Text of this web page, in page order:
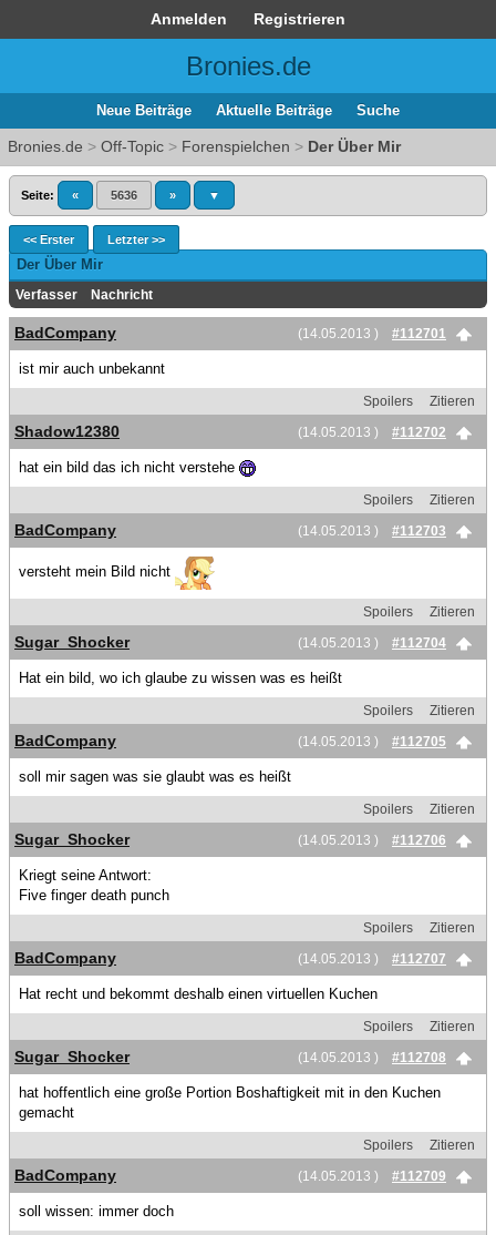
Anmelden Registrieren
Bronies.de
Neue Beiträge Aktuelle Beiträge Suche
Bronies.de > Off-Topic > Forenspielchen > Der Über Mir
Seite: « 5636 » ▼
<< Erster Letzter >>
Der Über Mir
Verfasser Nachricht
(14.05.2013 ) #112701
BadCompany
ist mir auch unbekannt
Spoilers
Zitieren
(14.05.2013 )
#112702
Shadow12380
hat ein bild das ich nicht verstehe
Spoilers
Zitieren
(14.05.2013 )
#112703
BadCompany
versteht mein Bild nicht
Spoilers
Zitieren
(14.05.2013 )
#112704
Sugar_Shocker
Hat ein bild, wo ich glaube zu wissen was es heißt
Spoilers
Zitieren
(14.05.2013 )
#112705
BadCompany
soll mir sagen was sie glaubt was es heißt
Spoilers
Zitieren
(14.05.2013 )
#112706
Sugar_Shocker
Kriegt seine Antwort:
Five finger death punch
Spoilers
Zitieren
(14.05.2013 )
#112707
BadCompany
Hat recht und bekommt deshalb einen virtuellen Kuchen
Spoilers
Zitieren
(14.05.2013 )
#112708
Sugar_Shocker
hat hoffentlich eine große Portion Boshaftigkeit mit in den Kuchen
gemacht
Spoilers
Zitieren
(14.05.2013 )
#112709
BadCompany
soll wissen: immer doch